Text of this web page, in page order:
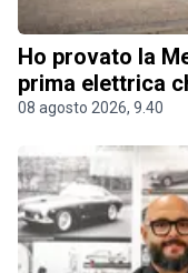
Ho provato la
prima elettrica
08 agosto 2026, 9.40